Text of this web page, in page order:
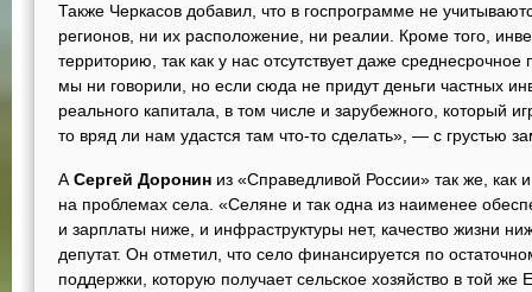
Также Черкасов добавил, что в госпрограмме не
регионов, ни их расположение, ни реалии. Кроме того,
территорию, так как у нас отсутствует даже
мы ни говорили, но если сюда не придут деньги частных
реального капитала, в том числе и зарубежного, который
то вряд ли нам удастся там что-то сделать», — с грустью
А Сергей Доронин из «Справедливой России» так же, как
на проблемах села. «Селяне и так одна из наименее
и зарплаты ниже, и инфраструктуры нет, качество жизни
депутат. Он отметил, что село финансируется по
поддержки, которую получает сельское хозяйство в той